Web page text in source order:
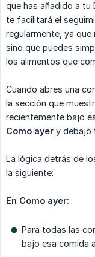
que has añadido a tu
te facilitará el
regularmente, ya
sino que puedes
los alimentos que
Cuando abres una
la sección que
recientemente bajo
Como ayer y debajo
La lógica detrás de
la siguiente:
En Como ayer:
Para todas las
bajo esa comida